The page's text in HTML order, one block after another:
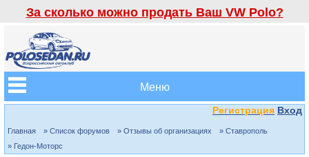
За сколько можно продать Ваш VW Polo?
Меню
Регистрация Вход
Главная » Список форумов » Отзывы об организациях
» Ставрополь
» Гедон-Моторс